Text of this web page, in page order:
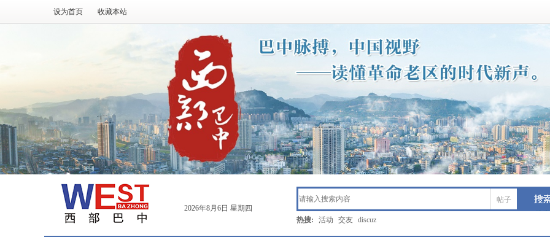
设为首页 收藏本站
2026年8月6日 星期四
帖子
热搜: 活动 交友 discuz